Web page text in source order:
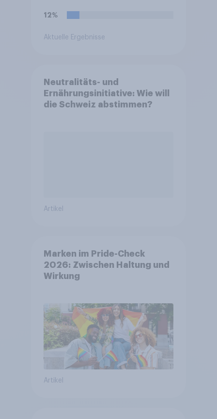
12%
Aktuelle Ergebnisse
Neutralitäts- und
Ernährungsinitiative: Wie will
die Schweiz abstimmen?
Artikel
Marken im Pride-Check
2026: Zwischen Haltung und
Wirkung
Artikel